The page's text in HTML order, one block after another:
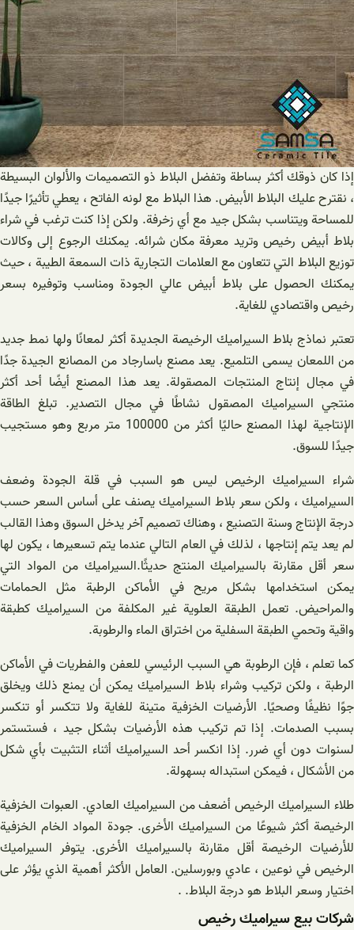
إذا كان ذوقك أكثر بساطة وتفضل البلاط ذو التصميمات والألوان البسيطة
، نقترح عليك البلاط الأبيض. هذا البلاط مع لونه الفاتح ، يعطي تأثيرًا جيدًا
للمساحة ويتناسب بشكل جيد مع أي زخرفة. ولكن إذا كنت ترغب في شراء
بلاط أبيض رخيص وتريد معرفة مكان شرائه. يمكنك الرجوع إلى وكالات
توزيع البلاط التي تتعاون مع العلامات التجارية ذات السمعة الطيبة ، حيث
يمكنك الحصول على بلاط أبيض عالي الجودة ومناسب وتوفيره بسعر
رخيص واقتصادي للغاية.
تعتبر نماذج بلاط السيراميك الرخيصة الجديدة أكثر لمعانًا ولها نمط جديد
من اللمعان يسمى التلميع. يعد مصنع باسارجاد من المصانع الجيدة جدًا
في مجال إنتاج المنتجات المصقولة. يعد هذا المصنع أيضًا أحد أكثر
منتجي السيراميك المصقول نشاطًا في مجال التصدير. تبلغ الطاقة
الإنتاجية لهذا المصنع حاليًا أكثر من 100000 متر مربع وهو مستجيب
جيدًا للسوق.
شراء السيراميك الرخيص ليس هو السبب في قلة الجودة وضعف
السيراميك ، ولكن سعر بلاط السيراميك يصنف على أساس السعر حسب
درجة الإنتاج وسنة التصنيع ، وهناك تصميم آخر يدخل السوق وهذا القالب
لم يعد يتم إنتاجها ، لذلك في العام التالي عندما يتم تسعيرها ، يكون لها
سعر أقل مقارنة بالسيراميك المنتج حديثًا.السيراميك من المواد التي
يمكن استخدامها بشكل مريح في الأماكن الرطبة مثل الحمامات
والمراحيض. تعمل الطبقة العلوية غير المكلفة من السيراميك كطبقة
واقية وتحمي الطبقة السفلية من اختراق الماء والرطوبة.
كما تعلم ، فإن الرطوبة هي السبب الرئيسي للعفن والفطريات في الأماكن
الرطبة ، ولكن تركيب وشراء بلاط السيراميك يمكن أن يمنع ذلك ويخلق
جوًا نظيفًا وصحيًا. الأرضيات الخزفية متينة للغاية ولا تتكسر أو تنكسر
بسبب الصدمات. إذا تم تركيب هذه الأرضيات بشكل جيد ، فستستمر
لسنوات دون أي ضرر. إذا انكسر أحد السيراميك أثناء التثبيت بأي شكل
من الأشكال ، فيمكن استبداله بسهولة.
طلاء السيراميك الرخيص أضعف من السيراميك العادي. العبوات الخزفية
الرخيصة أكثر شيوعًا من السيراميك الأخرى. جودة المواد الخام الخزفية
للأرضيات الرخيصة أقل مقارنة بالسيراميك الأخرى. يتوفر السيراميك
الرخيص في نوعين ، عادي وبورسلين. العامل الأكثر أهمية الذي يؤثر على
اختيار وسعر البلاط هو درجة البلاط. .
شرکات بیع سيراميك رخيص